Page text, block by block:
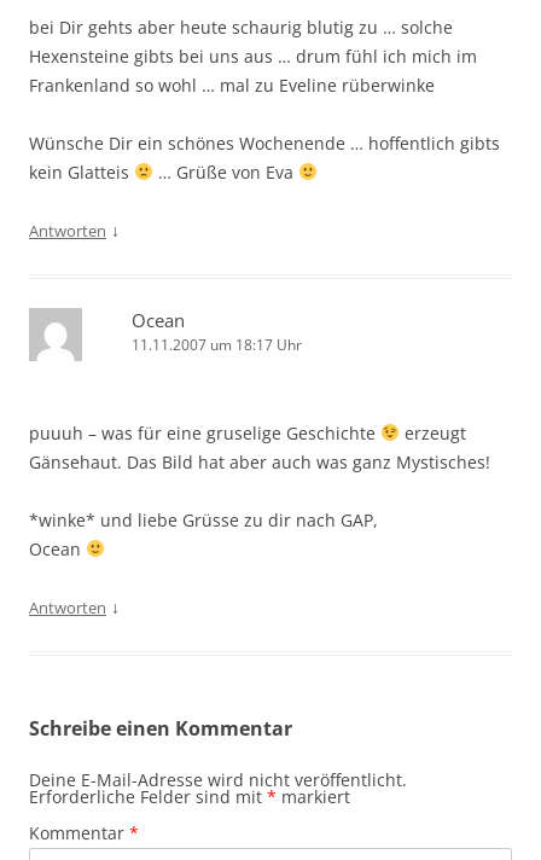
bei Dir gehts aber heute schaurig blutig zu … solche
Hexensteine gibts bei uns aus … drum fühl ich mich im
Frankenland so wohl … mal zu Eveline rüberwinke
Wünsche Dir ein schönes Wochenende … hoffentlich gibts
kein Glatteis
… Grüße von Eva
Antworten ↓
Ocean
11.11.2007 um 18:17 Uhr
puuuh – was für eine gruselige Geschichte
erzeugt
Gänsehaut. Das Bild hat aber auch was ganz Mystisches!
*winke* und liebe Grüsse zu dir nach GAP,
Ocean
Antworten ↓
Schreibe einen Kommentar
Deine E-Mail-Adresse wird nicht veröffentlicht.
Erforderliche Felder sind mit * markiert
Kommentar *